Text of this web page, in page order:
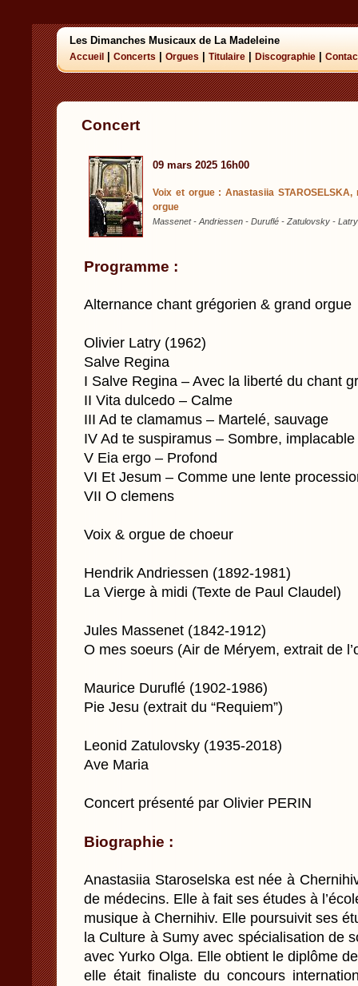
Les Dimanches Musicaux de La Madeleine
Accueil Concerts Orgues Titulaire Discographie
Concert
09 mars 2025 16h00
Voix et orgue : Anastasiia
orgue
Massenet - Andriessen - Duruflé - Zatulovsky - Latry
Programme :
Alternance chant grégorien & grand orgue
Olivier Latry (1962)
Salve Regina
I Salve Regina – Avec la liberté du chant
II Vita dulcedo – Calme
III Ad te clamamus – Martelé, sauvage
IV Ad te suspiramus – Sombre, implacable
V Eia ergo – Profond
VI Et Jesum – Comme une lente
VII O clemens
Voix & orgue de choeur
Hendrik Andriessen (1892-1981)
La Vierge à midi (Texte de Paul Claudel)
Jules Massenet (1842-1912)
O mes soeurs (Air de Méryem, extrait de
Maurice Duruflé (1902-1986)
Pie Jesu (extrait du “Requiem”)
Leonid Zatulovsky (1935-2018)
Ave Maria
Concert présenté par Olivier PERIN
Biographie :
Anastasiia Staroselska est née à
de médecins. Elle à fait ses études à
musique à Chernihiv. Elle poursuivit ses
la Culture à Sumy avec spécialisation de
avec Yurko Olga. Elle obtient le diplôme
elle était finaliste du concours